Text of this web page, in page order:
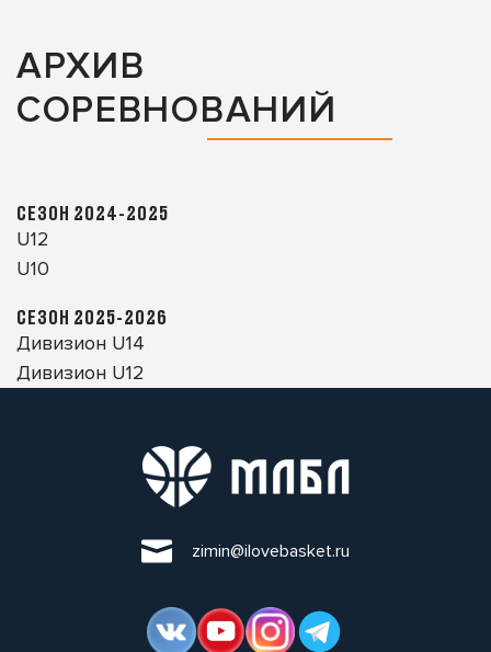
АРХИВ
СОРЕВНОВАНИЙ
СЕЗОН 2024-2025
U12
U10
СЕЗОН 2025-2026
Дивизион U14
Дивизион U12
zimin@ilovebasket.ru